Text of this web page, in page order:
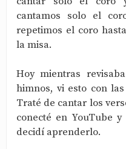
cantamos solo el
repetimos el coro
la misa.
Hoy mientras
himnos, vi esto con
Traté de cantar los
conecté en YouTube
decidí aprenderlo.